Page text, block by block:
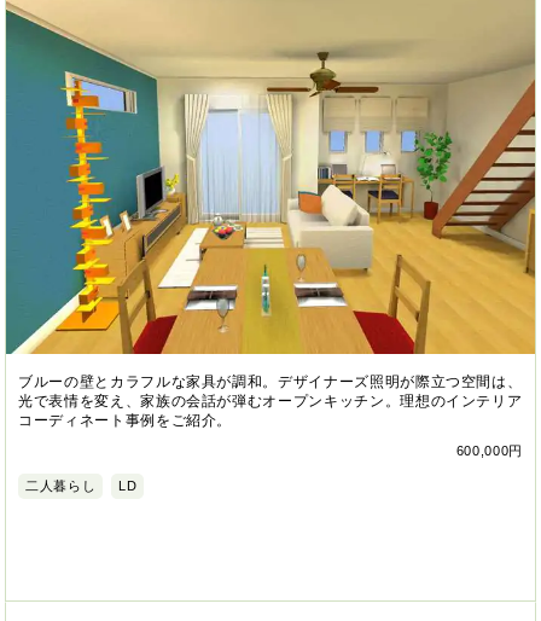
ブルーの壁とカラフルな家具が調和。デザイナーズ照明が際立つ空間は、
光で表情を変え、家族の会話が弾むオープンキッチン。理想のインテリア
コーディネート事例をご紹介。
600,000円
二人暮らし LD